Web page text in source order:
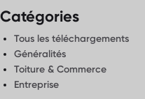
Catégories
Tous les téléchargements
Généralités
Toiture & Commerce
Entreprise